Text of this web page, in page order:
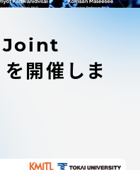
Joint
開催しま